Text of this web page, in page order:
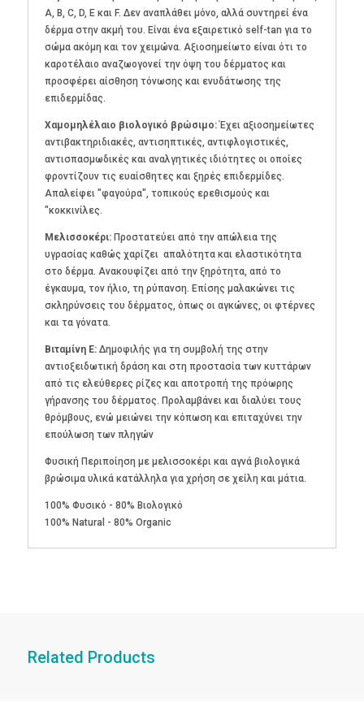
Α, Β, C, D, Ε και F. Δεν αναπλάθει μόνο, αλλά συντηρεί ένα
δέρμα στην ακμή του. Είναι ένα εξαιρετικό self-tan για το
σώμα ακόμη και τον χειμώνα. Αξιοσημείωτο είναι ότι το
καρoτέλαιο αναζωογονεί την όψη του δέρματος και
προσφέρει αίσθηση τόνωσης και ενυδάτωσης της
επιδερμίδας.
Χαμομηλέλαιο βιολογικό βρώσιμο:Έχει αξιοσημείωτες
αντιβακτηριδιακές, αντισηπτικές, αντιφλογιστικές,
αντισπασμωδικές και αναλγητικές ιδιότητες οι οποίες
φροντίζουν τις ευαίσθητες και ξηρές επιδερμίδες.
Απαλείφει "φαγούρα", τοπικούς ερεθισμούς και
"κοκκινίλες.
Μελισσοκέρι: Προστατεύει από την απώλεια της
υγρασίας καθώς χαρίζει απαλότητα και ελαστικότητα
στο δέρμα. Ανακουφίζει από την ξηρότητα, από το
έγκαυμα, τον ήλιο, τη ρύπανση. Επίσης μαλακώνει τις
σκληρύνσεις του δέρματος, όπως οι αγκώνες, οι φτέρνες
και τα γόνατα.
Βιταμίνη Ε:Δημοφιλής για τη συμβολή της στην
αντιοξειδωτική δράση και στη προστασία των κυττάρων
από τις ελεύθερες ρίζες και αποτροπή της πρόωρης
γήρανσης του δέρματος. Προλαμβάνει και διαλύει τους
θρόμβους, ενώ μειώνει την κόπωση και επιταχύνει την
επούλωση των πληγών
Φυσική Περιποίηση με μελισσοκέρι και αγνά βιολογικά
βρώσιμα υλικά κατάλληλα για χρήση σε χείλη και μάτια.
100% Φυσικό - 80% Βιολογικό
100% Νatural - 80% Organic
Related Products